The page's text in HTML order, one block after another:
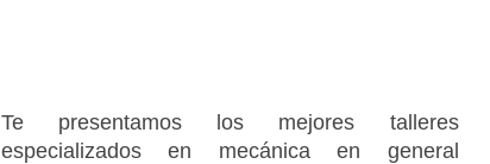
Te presentamos los mejores talleres
especializados en mecánica en general